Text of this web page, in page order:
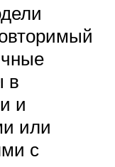
в
и
или
с